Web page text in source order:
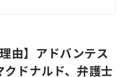
由】アドバンテス
クドナルド、弁護士